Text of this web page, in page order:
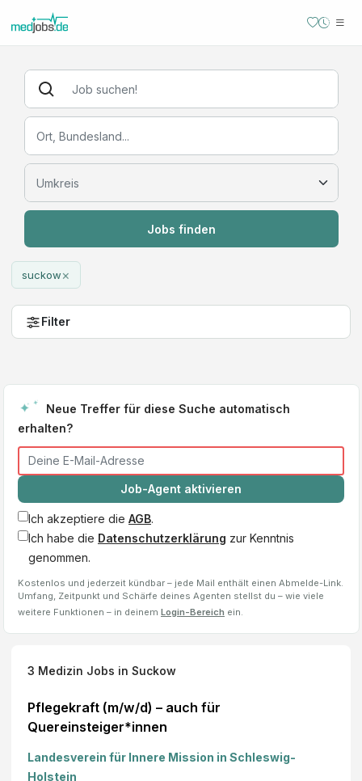
Jobs finden
suckow×
Filter
Neue Treffer für diese Suche automatisch
erhalten?
Job-Agent aktivieren
Ich akzeptiere die AGB.
Ich habe die Datenschutzerklärung zur Kenntnis
genommen.
Kostenlos und jederzeit kündbar – jede Mail enthält einen Abmelde-Link.
Umfang, Zeitpunkt und Schärfe deines Agenten stellst du – wie viele
weitere Funktionen – in deinem Login-Bereich ein.
3 Medizin Jobs in Suckow
Pflegekraft (m/w/d) – auch für
Quereinsteiger*innen
Landesverein für Innere Mission in Schleswig-
Holstein